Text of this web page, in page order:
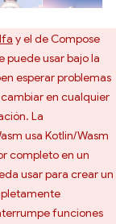
y el de Compose
puede usar bajo la
esperar problemas
en cualquier
La
usa Kotlin/Wasm
completo en un
usar para crear un
funciones